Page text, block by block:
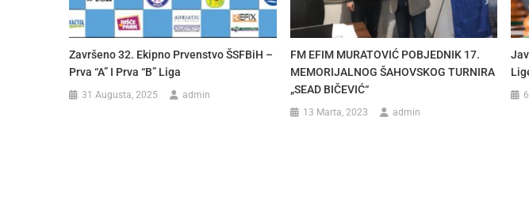
Završeno 32. Ekipno Prvenstvo ŠSFBiH –
Prva “A” I Prva “B” Liga
31 Augusta, 2025 admin
FM EFIM MURATOVIĆ POBJEDNIK 17.
MEMORIJALNOG ŠAHOVSKOG TURNIRA
„SEAD BIČEVIĆ“
13 Marta, 2023 admin